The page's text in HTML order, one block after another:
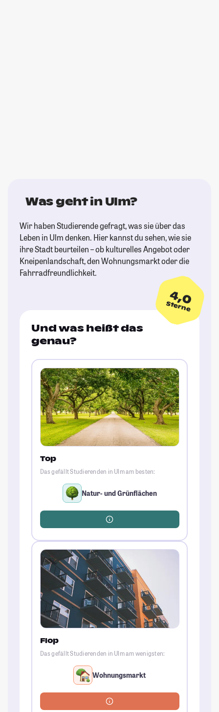
Was geht in Ulm?
Wir haben Studierende gefragt, was sie über das
Leben in Ulm denken. Hier kannst du sehen, wie sie
ihre Stadt beurteilen – ob kulturelles Angebot oder
Kneipenlandschaft, den Wohnungsmarkt oder die
Fahrradfreundlichkeit.
4,0
Sterne
Und was heißt das
genau?
Top
Das gefällt Studierenden in Ulm am besten:
Natur- und Grünflächen
Flop
Das gefällt Studierenden in Ulm am wenigsten:
Wohnungsmarkt